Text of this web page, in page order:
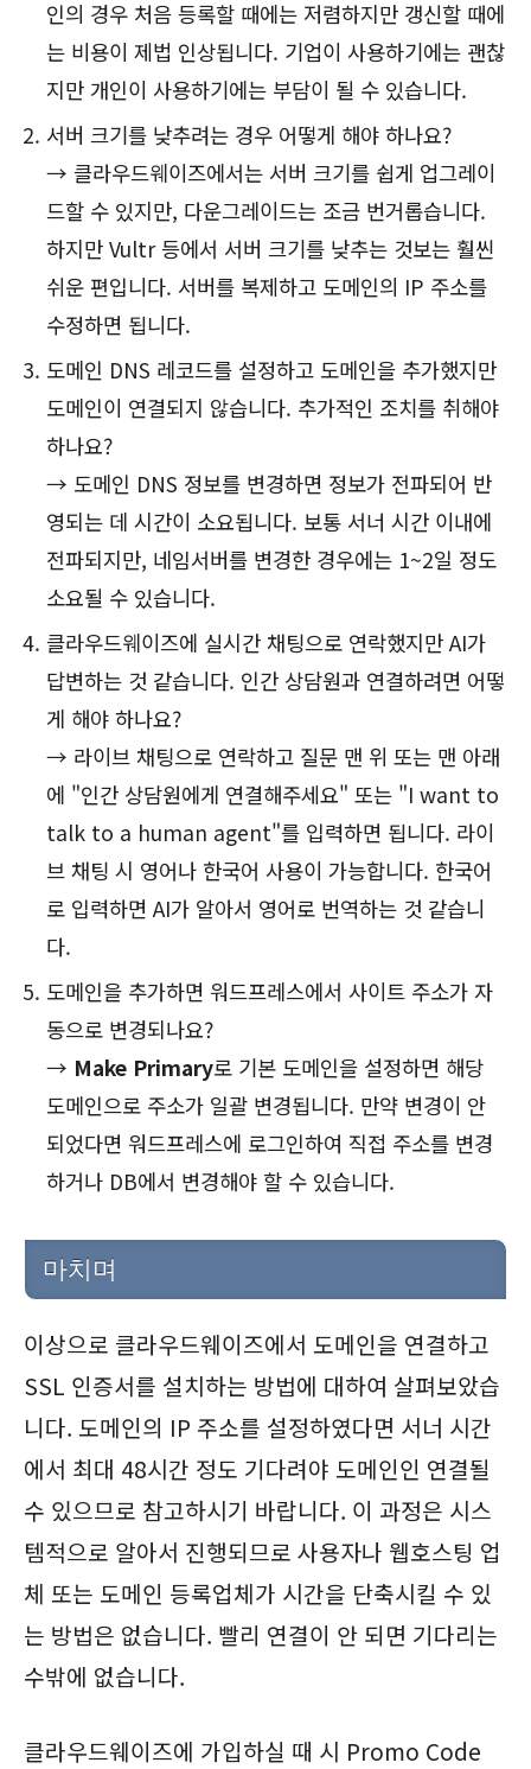
인의 경우 처음 등록할 때에는 저렴하지만 갱신할 때에
는 비용이 제법 인상됩니다. 기업이 사용하기에는 괜찮
지만 개인이 사용하기에는 부담이 될 수 있습니다.
서버 크기를 낮추려는 경우 어떻게 해야 하나요?
→ 클라우드웨이즈에서는 서버 크기를 쉽게 업그레이
드할 수 있지만, 다운그레이드는 조금 번거롭습니다.
하지만 Vultr 등에서 서버 크기를 낮추는 것보는 훨씬
쉬운 편입니다. 서버를 복제하고 도메인의 IP 주소를
수정하면 됩니다.
도메인 DNS 레코드를 설정하고 도메인을 추가했지만
도메인이 연결되지 않습니다. 추가적인 조치를 취해야
하나요?
→ 도메인 DNS 정보를 변경하면 정보가 전파되어 반
영되는 데 시간이 소요됩니다. 보통 서너 시간 이내에
전파되지만, 네임서버를 변경한 경우에는 1~2일 정도
소요될 수 있습니다.
클라우드웨이즈에 실시간 채팅으로 연락했지만 AI가
답변하는 것 같습니다. 인간 상담원과 연결하려면 어떻
게 해야 하나요?
→ 라이브 채팅으로 연락하고 질문 맨 위 또는 맨 아래
에 "인간 상담원에게 연결해주세요" 또는 "I want to
talk to a human agent"를 입력하면 됩니다. 라이
브 채팅 시 영어나 한국어 사용이 가능합니다. 한국어
로 입력하면 AI가 알아서 영어로 번역하는 것 같습니
다.
도메인을 추가하면 워드프레스에서 사이트 주소가 자
동으로 변경되나요?
→ Make Primary로 기본 도메인을 설정하면 해당
도메인으로 주소가 일괄 변경됩니다. 만약 변경이 안
되었다면 워드프레스에 로그인하여 직접 주소를 변경
하거나 DB에서 변경해야 할 수 있습니다.
마치며
이상으로 클라우드웨이즈에서 도메인을 연결하고
SSL 인증서를 설치하는 방법에 대하여 살펴보았습
니다. 도메인의 IP 주소를 설정하였다면 서너 시간
에서 최대 48시간 정도 기다려야 도메인인 연결될
수 있으므로 참고하시기 바랍니다. 이 과정은 시스
템적으로 알아서 진행되므로 사용자나 웹호스팅 업
체 또는 도메인 등록업체가 시간을 단축시킬 수 있
는 방법은 없습니다. 빨리 연결이 안 되면 기다리는
수밖에 없습니다.
클라우드웨이즈에 가입하실 때 시 Promo Code